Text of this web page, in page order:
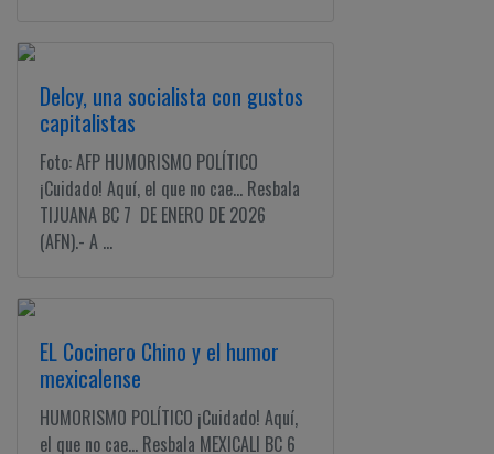
Delcy, una socialista con gustos
capitalistas
Foto: AFP HUMORISMO POLÍTICO
¡Cuidado! Aquí, el que no cae... Resbala
TIJUANA BC 7 DE ENERO DE 2026
(AFN).- A ...
EL Cocinero Chino y el humor
mexicalense
HUMORISMO POLÍTICO ¡Cuidado! Aquí,
el que no cae... Resbala MEXICALI BC 6